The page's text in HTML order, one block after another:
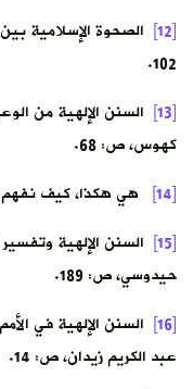
[12]
الصحوة الإسلامية
102.
[13]
السنن الإلهية من
كهوس، ص: 68.
[14]
هي هكذا، كيف نفهم
[15]
السنن الإلهية
حيدوسي، ص: 189.
[16]
السنن الإلهية في
عبد الكريم زيدان، ص: 14.